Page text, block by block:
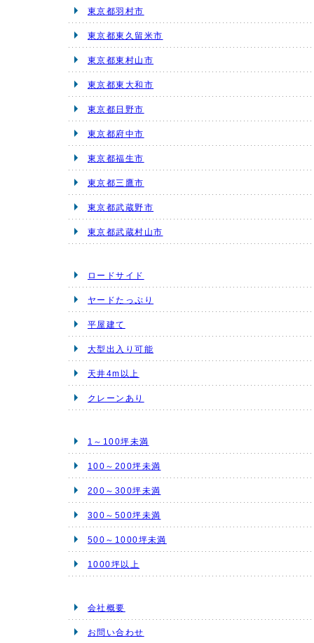
東京都羽村市
東京都東久留米市
東京都東村山市
東京都東大和市
東京都日野市
東京都府中市
東京都福生市
東京都三鷹市
東京都武蔵野市
東京都武蔵村山市
ロードサイド
ヤードたっぷり
平屋建て
大型出入り可能
天井4m以上
クレーンあり
1～100坪未満
100～200坪未満
200～300坪未満
300～500坪未満
500～1000坪未満
1000坪以上
会社概要
お問い合わせ